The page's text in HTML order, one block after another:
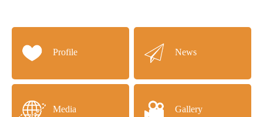
Profile News
Media Gallery